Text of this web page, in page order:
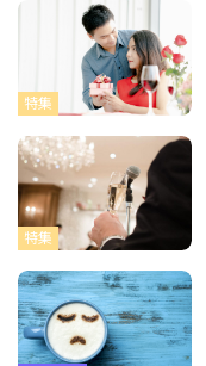
特集
特集